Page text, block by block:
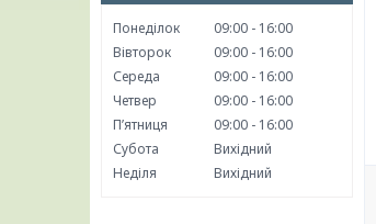
Понеділок 09:00
16:00
Вівторок
09:00
16:00
Середа
09:00
16:00
Четвер
09:00
16:00
Пʼятниця
09:00
16:00
Субота
Вихідний
Неділя
Вихідний